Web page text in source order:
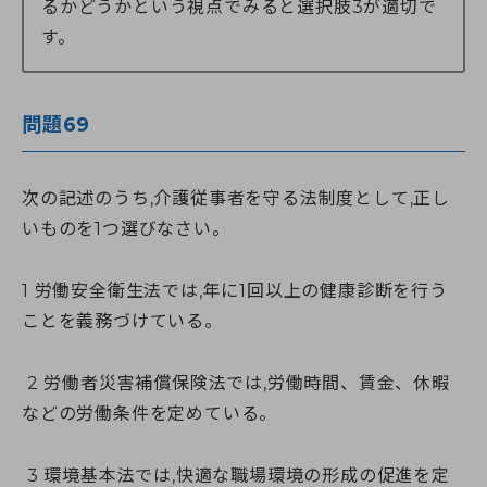
るかどうかという視点でみると選択肢3が適切で
す。
問題69
次の記述のうち,介護従事者を守る法制度として,正し
いものを1つ選びなさい。
1 労働安全衛生法では,年に1回以上の健康診断を行う
ことを義務づけている。
2 労働者災害補償保険法では,労働時間、賃金、休暇
などの労働条件を定めている。
3 環境基本法では,快適な職場環境の形成の促進を定